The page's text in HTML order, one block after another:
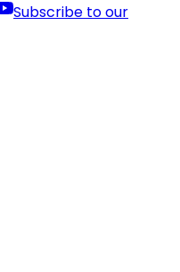
Subscribe to our